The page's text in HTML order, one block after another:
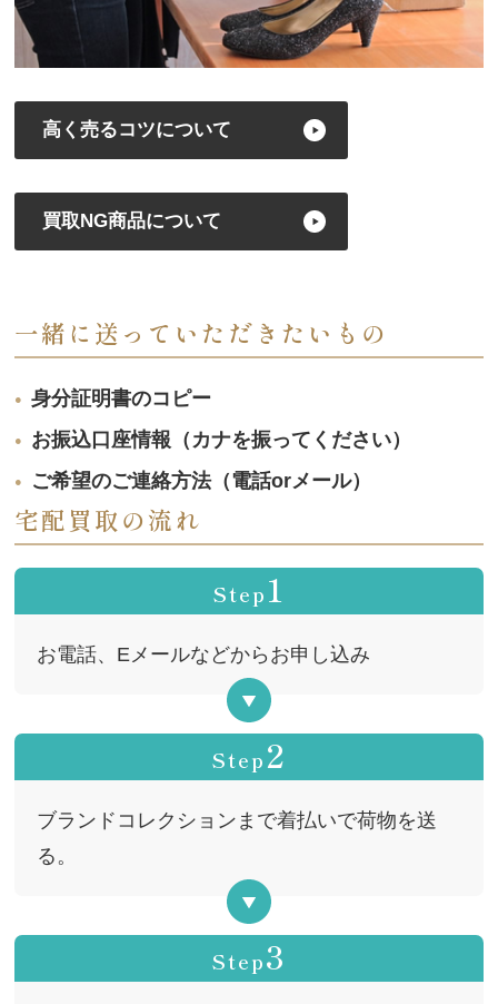
高く売るコツについて
買取NG商品について
一緒に送っていただきたいもの
身分証明書のコピー
お振込口座情報（カナを振ってください）
ご希望のご連絡方法（電話orメール）
宅配買取の流れ
Step1
お電話、Eメールなどからお申し込み
Step2
ブランドコレクションまで着払いで荷物を送
る。
Step3